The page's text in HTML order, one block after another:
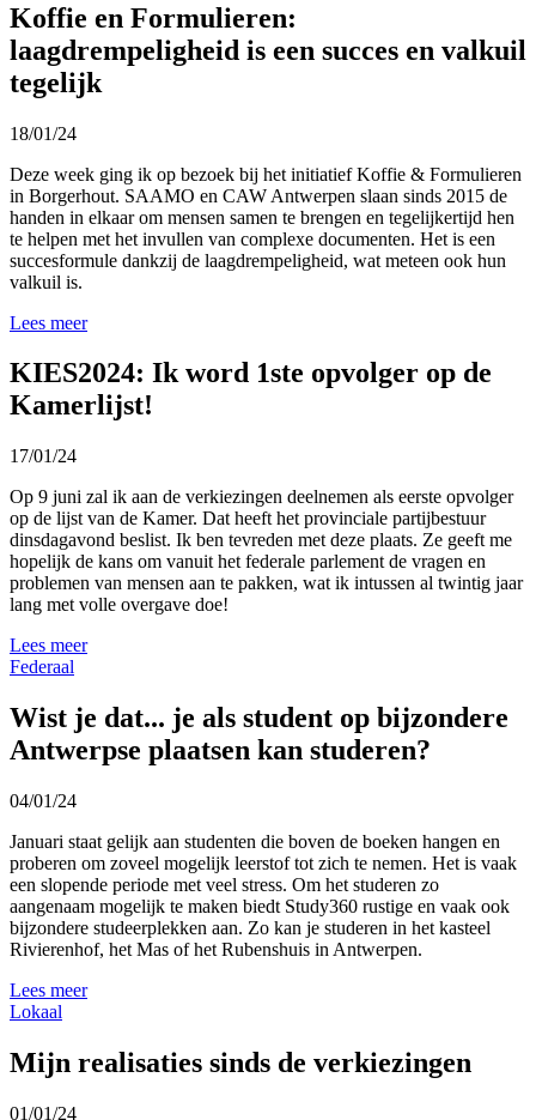
Koffie en Formulieren:
laagdrempeligheid is een succes en valkuil
tegelijk
18/01/24
Deze week ging ik op bezoek bij het initiatief Koffie & Formulieren
in Borgerhout. SAAMO en CAW Antwerpen slaan sinds 2015 de
handen in elkaar om mensen samen te brengen en tegelijkertijd hen
te helpen met het invullen van complexe documenten. Het is een
succesformule dankzij de laagdrempeligheid, wat meteen ook hun
valkuil is.
Lees meer
KIES2024: Ik word 1ste opvolger op de
Kamerlijst!
17/01/24
Op 9 juni zal ik aan de verkiezingen deelnemen als eerste opvolger
op de lijst van de Kamer. Dat heeft het provinciale partijbestuur
dinsdagavond beslist. Ik ben tevreden met deze plaats. Ze geeft me
hopelijk de kans om vanuit het federale parlement de vragen en
problemen van mensen aan te pakken, wat ik intussen al twintig jaar
lang met volle overgave doe!
Lees meer
Federaal
Wist je dat... je als student op bijzondere
Antwerpse plaatsen kan studeren?
04/01/24
Januari staat gelijk aan studenten die boven de boeken hangen en
proberen om zoveel mogelijk leerstof tot zich te nemen. Het is vaak
een slopende periode met veel stress. Om het studeren zo
aangenaam mogelijk te maken biedt Study360 rustige en vaak ook
bijzondere studeerplekken aan. Zo kan je studeren in het kasteel
Rivierenhof, het Mas of het Rubenshuis in Antwerpen.
Lees meer
Lokaal
Mijn realisaties sinds de verkiezingen
01/01/24